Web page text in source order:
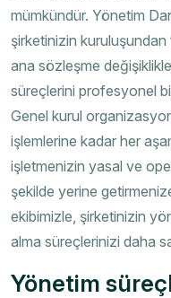
mümkündür. Yönetim
şirketinizin
ana sözleşme
süreçlerini profesyonel
Genel kurul
işlemlerine kadar her
işletmenizin yasal ve
şekilde yerine
ekibimizle, şirketinizin
alma süreçlerinizi daha
Yönetim